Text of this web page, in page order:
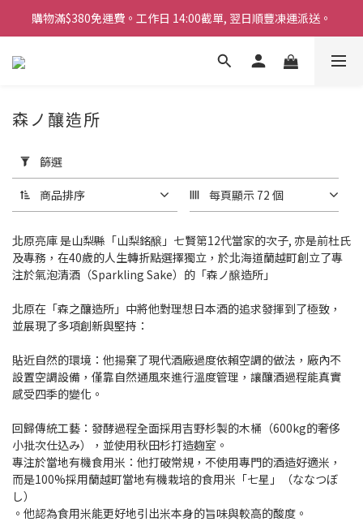
購物滿$380免運費。工作日 14:00截單, 翌日順豐凍運派送。
購物滿$380免運費。工作日 14:00截單, 翌日順豐凍運派送。
「720ml 清酒自由配 (Mix & Match)」$698 任選 4 支
購物滿$380免運費。工作日 14:00截單, 翌日順豐凍運派送。
套
篩
選
(0/20)
商
品
類
清
(3)
清
類
型
熟
型
森ノ釀造所
篩選
商品排序 每頁顯示 72 個
北原亮庫 是山梨縣「山梨銘醸」七賢第12代當家的次子, 亦是前杜氏
及專務，在40歲的人生轉折點選擇獨立，於北海道蘭越町創立了專
注於氣泡清酒（Sparkling Sake）的「森ノ醸造所」
北原在「森之釀造所」中將他對理想日本酒的追求發揮到了極致，
並展現了多項創新與堅持：
貼近自然的環境：他揚棄了現代酒廠過度依賴空調的做法，廠內不
設置空調設備，僅靠自然通風來進行溫度管理，讓釀酒過程能真實
感受四季的變化。
回歸傳統工藝：發酵過程全面採用吉野杉製的木桶（600kg的奢侈
小批次仕込み），並使用秋田杉打造麴室。
專注於當地有機食用米：他打破常規，不使用專門的酒造好適米，
而是100%採用蘭越町當地有機栽培的食用米「七星」（ななつぼ
し）
。他認為食用米能更好地引出米本身的旨味與較高的酸度。